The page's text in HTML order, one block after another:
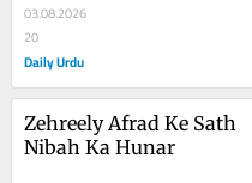
03.08.2026
20
Daily Urdu
Zehreely Afrad Ke Sath
Nibah Ka Hunar